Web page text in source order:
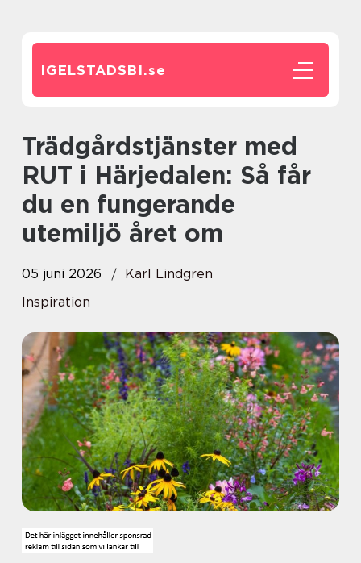
IGELSTADSBI.se
Trädgårdstjänster med
RUT i Härjedalen: Så får
du en fungerande
utemiljö året om
05 juni 2026
Karl Lindgren
Inspiration